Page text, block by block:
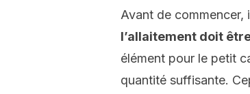
Avant de
l’allaitement doit
élément pour le petit
quantité suffisante.